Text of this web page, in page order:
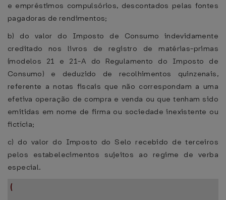
e empréstimos compulsórios, descontados pelas fontes
pagadoras de rendimentos;
b) do valor do Imposto de Consumo indevidamente
creditado nos livros de registro de matérias-primas
(modelos 21 e 21-A do Regulamento do Imposto de
Consumo) e deduzido de recolhimentos quinzenais,
referente a notas fiscais que não correspondam a uma
efetiva operação de compra e venda ou que tenham sido
emitidas em nome de firma ou sociedade inexistente ou
fictícia;
c) do valor do Imposto do Selo recebido de terceiros
pelos estabelecimentos sujeitos ao regime de verba
especial.
(